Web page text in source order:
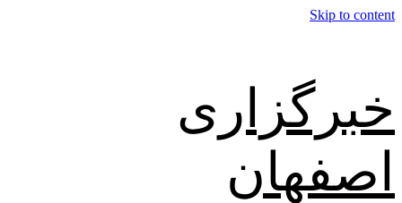
Skip to content
خبرگزاری
اصفهان